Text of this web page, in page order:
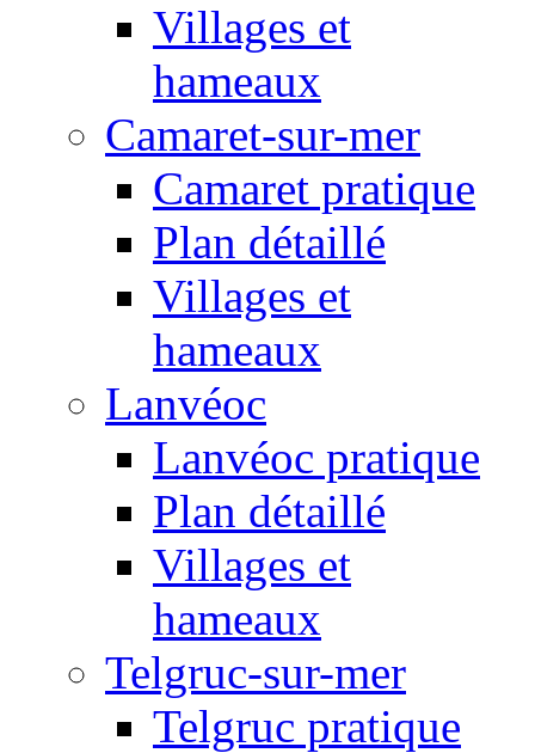
Villages et
hameaux
Camaret-sur-mer
Camaret pratique
Plan détaillé
Villages et
hameaux
Lanvéoc
Lanvéoc pratique
Plan détaillé
Villages et
hameaux
Telgruc-sur-mer
Telgruc pratique